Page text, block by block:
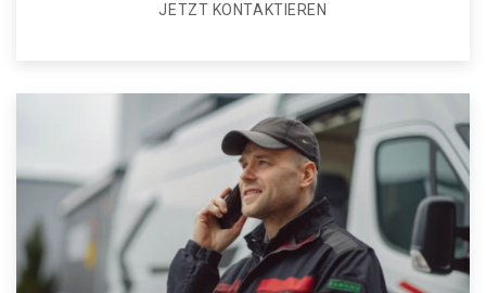
JETZT KONTAKTIEREN